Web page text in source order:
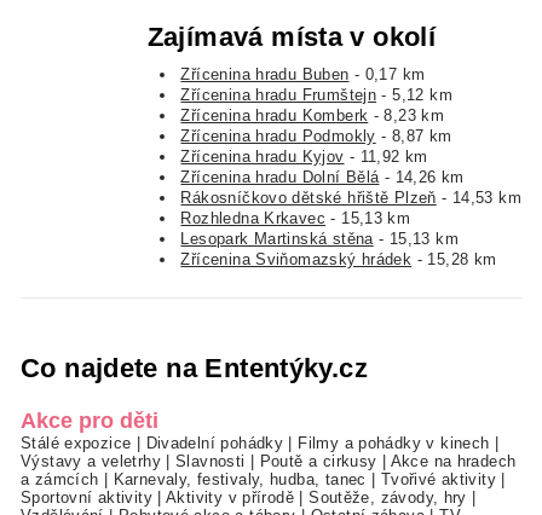
Zajímavá místa v okolí
Zřícenina hradu Buben - 0,17 km
Zřícenina hradu Frumštejn - 5,12 km
Zřícenina hradu Komberk - 8,23 km
Zřícenina hradu Podmokly - 8,87 km
Zřícenina hradu Kyjov - 11,92 km
Zřícenina hradu Dolní Bělá - 14,26 km
Rákosníčkovo dětské hřiště Plzeň - 14,53 km
Rozhledna Krkavec - 15,13 km
Lesopark Martinská stěna - 15,13 km
Zřícenina Sviňomazský hrádek - 15,28 km
Co najdete na Ententýky.cz
Akce pro děti
Stálé expozice Divadelní pohádky Filmy a pohádky v kinech
Výstavy a veletrhy|Slavnosti Poutě a cirkusy
Akce na hradech
a zámcích
Karnevaly, festivaly, hudba, tanec Tvořivé aktivity
Sportovní aktivity|Aktivity v přírodě |Soutěže, závody, hry